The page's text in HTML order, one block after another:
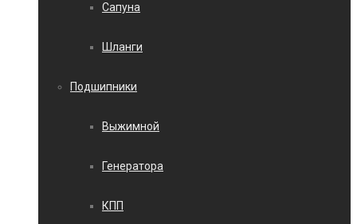
Сапуна
Шланги
Подшипники
Выжимной
Генератора
КПП